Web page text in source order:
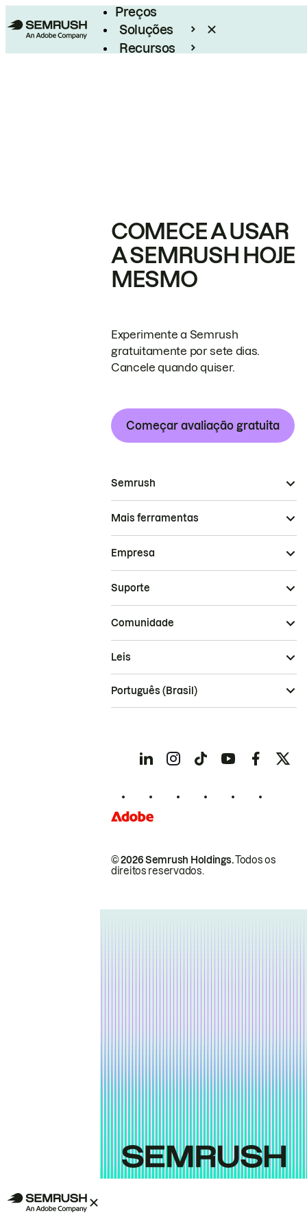
Preços
Soluções
Recursos
COMECE A USAR
A SEMRUSH HOJE
MESMO
Experimente a Semrush
gratuitamente por sete dias.
Cancele quando quiser.
Começar avaliação gratuita
Semrush
Mais ferramentas
Empresa
Suporte
Comunidade
© 2026 Semrush Holdings.Todos os
direitos reservados.
Leis
Português (Brasil)